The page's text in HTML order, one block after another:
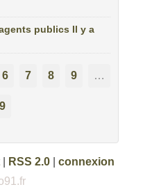
publics Il y a
6 7 8 9 …
| RSS 2.0| connexion